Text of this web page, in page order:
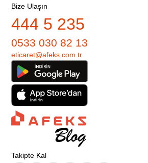
Bize Ulaşın
444 5 235
0533 030 82 13
eticaret@afeks.com.tr
Takipte Kal